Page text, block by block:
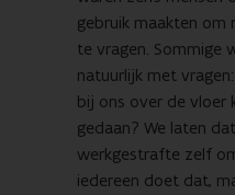
gebruik maakten om
te vragen. Sommige
natuurlijk met
bij ons over de vloer
gedaan? We laten
werkgestrafte zelf
iedereen doet dat,